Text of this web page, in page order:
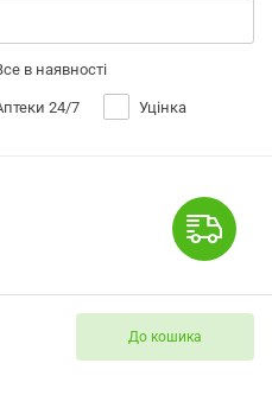
в наявності
24/7 Уцінка
До кошика